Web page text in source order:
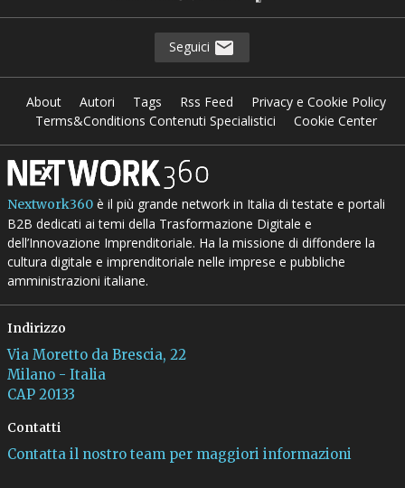
Seguici
About Autori Tags Rss Feed
Privacy e Cookie Policy
Terms&Conditions Contenuti Specialistici
Cookie Center
Nextwork360è il più grande network in Italia di testate e portali
B2B dedicati ai temi della Trasformazione Digitale e
dell’Innovazione Imprenditoriale. Ha la missione di diffondere la
cultura digitale e imprenditoriale nelle imprese e pubbliche
amministrazioni italiane.
Indirizzo
Via Moretto da Brescia, 22
Milano - Italia
CAP 20133
Contatti
Contatta il nostro team per maggiori informazioni